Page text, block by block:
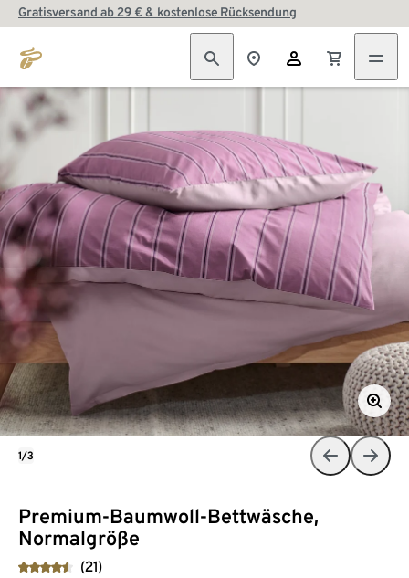
Gratisversand ab 29 € & kostenlose Rücksendung
Premium-Baumwoll-Bettwäsche,
Normalgröße
(21)
1/3